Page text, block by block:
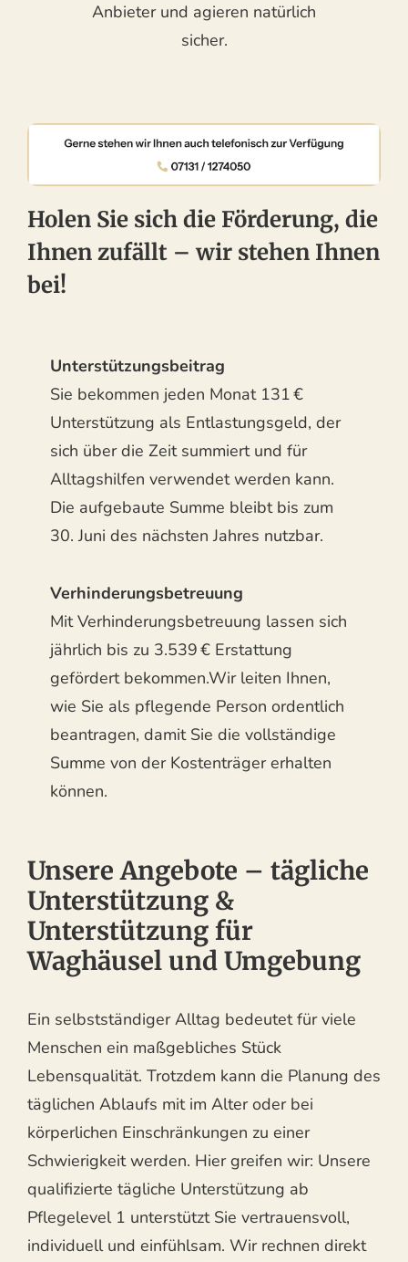
Anbieter und agieren natürlich
sicher.
Holen Sie sich die Förderung, die
Ihnen zufällt – wir stehen Ihnen
bei!
Unterstützungsbeitrag
Sie bekommen jeden Monat 131 €
Unterstützung als Entlastungsgeld, der
sich über die Zeit summiert und für
Alltagshilfen verwendet werden kann.
Die aufgebaute Summe bleibt bis zum
30. Juni des nächsten Jahres nutzbar.
Verhinderungsbetreuung
Mit Verhinderungsbetreuung lassen sich
jährlich bis zu 3.539 € Erstattung
gefördert bekommen.Wir leiten Ihnen,
wie Sie als pflegende Person ordentlich
beantragen, damit Sie die vollständige
Summe von der Kostenträger erhalten
können.
Unsere Angebote – tägliche
Unterstützung &
Unterstützung für
Waghäusel und Umgebung
Ein selbstständiger Alltag bedeutet für viele
Menschen ein maßgebliches Stück
Lebensqualität. Trotzdem kann die Planung des
täglichen Ablaufs mit im Alter oder bei
körperlichen Einschränkungen zu einer
Schwierigkeit werden. Hier greifen wir: Unsere
qualifizierte tägliche Unterstützung ab
Pflegelevel 1 unterstützt Sie vertrauensvoll,
individuell und einfühlsam. Wir rechnen direkt